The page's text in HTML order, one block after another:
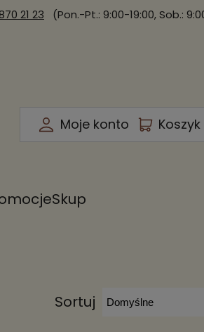
21 23 (Pon.-Pt.: 9:00-19:00, Sob.:
Moje konto Koszyk
Skup
Sortuj